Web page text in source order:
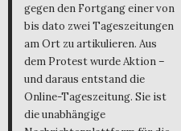
gegen den Fortgang einer von
bis dato zwei Tageszeitungen
am Ort zu artikulieren. Aus
dem Protest wurde Aktion –
und daraus entstand die
Online-Tageszeitung. Sie ist
die unabhängige